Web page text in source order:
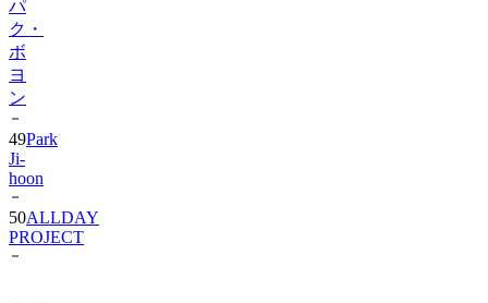
ボ
ヨ
ン
49
Ji-
hoon
50ALLDAY
PROJECT